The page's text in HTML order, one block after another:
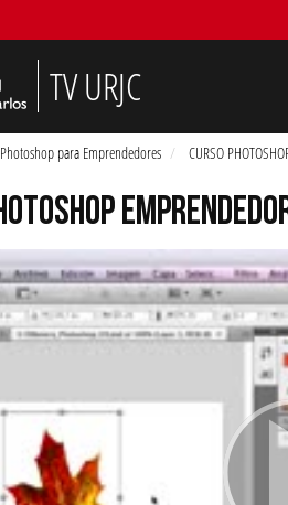
TV URJC
Photoshop para Emprendedores CURSO